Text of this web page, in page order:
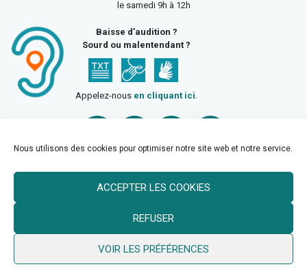
Nous utilisons des cookies pour optimiser notre site web et notre service.
ACCEPTER LES COOKIES
REFUSER
VOIR LES PRÉFÉRENCES
le samedi 9h à 12h
Baisse d’audition ?
Sourd ou malentendant ?
Appelez-nous en cliquant ici.
© 2026 Ville de Billy Berclau —neoweb.fr